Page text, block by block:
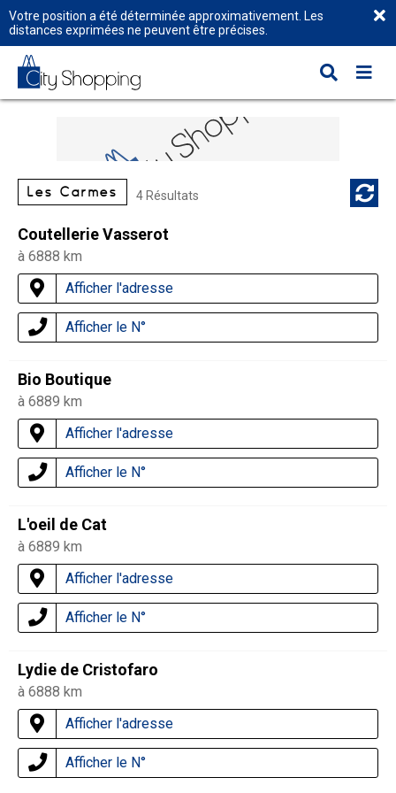
Votre position a été déterminée approximativement. Les
distances exprimées ne peuvent être précises.
Les Carmes 4 Résultats
Coutellerie Vasserot
à 6888 km
Afficher l'adresse
Afficher le N°
Bio Boutique
à 6889 km
Afficher l'adresse
Afficher le N°
L'oeil de Cat
à 6889 km
Afficher l'adresse
Afficher le N°
Lydie de Cristofaro
à 6888 km
Afficher l'adresse
Afficher le N°